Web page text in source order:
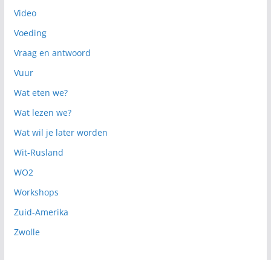
Video
Voeding
Vraag en antwoord
Vuur
Wat eten we?
Wat lezen we?
Wat wil je later worden
Wit-Rusland
WO2
Workshops
Zuid-Amerika
Zwolle